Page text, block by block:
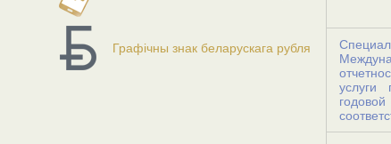
Графічны знак беларускага рубля
услуги